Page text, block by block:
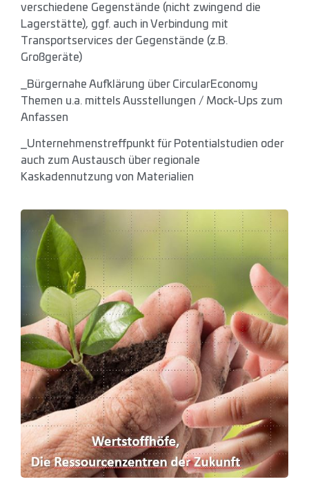
verschiedene Gegenstände (nicht zwingend die
Lagerstätte), ggf. auch in Verbindung mit
Transportservices der Gegenstände (z.B.
Großgeräte)
_Bürgernahe Aufklärung über CircularEconomy
Themen u.a. mittels Ausstellungen / Mock-Ups zum
Anfassen
_Unternehmenstreffpunkt für Potentialstudien oder
auch zum Austausch über regionale
Kaskadennutzung von Materialien